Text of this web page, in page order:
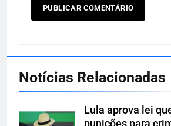
Notícias Relacionadas
Lula aprova lei
punições para